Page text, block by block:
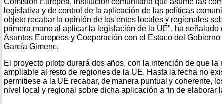
legislativa y de control de la aplicación de las políticas
objeto recabar la opinión de los entes locales y regionales
primera mano al aplicar la legislación de la UE", ha señalado
Asuntos Europeos y Cooperación con el Estado del
García Gimeno.
El proyecto piloto durará dos años, con la intención de que la
ampliable al resto de regiones de la UE. Hasta la fecha no
permitiese a la UE recabar, de manera puntual y coherente,
nivel local y regional sobre dicha aplicación a fin de elaborar